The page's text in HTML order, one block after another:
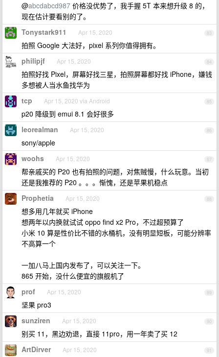
@abcdabcd987 价格没优势了，我手握 5T 本来想升级 8 的，
现在估计要看别的了。
83
Tonystark911 Apr 15, 2020
拍照 Google 大法好，pixel 系列你值得拥有。
84
philipjf Apr 15, 2020
拍照好找 Pixel，屏幕好找三星，拍照屏幕都好找 iPhone，嫌钱
多想被人当水鱼找华为
85
tcp Apr 15, 2020 via Android
p20 降级到 emui 8.1 会好很多
86
leorealman Apr 15, 2020
sony/apple
87
woohs Apr 15, 2020
帮亲戚买的 P20 也有拍照的问题，对焦贼慢，什么玩意。当初
还是我推荐的 P20 。。。惭愧，还是苹果机稳点
88
Prophetia Apr 15, 2020
想多用几年就买 iPhone
想两年以内换就试试 oppo find x2 Pro，不过超预算了
小米 10 算是性价比不错的水桶机，没有明显短板，可能分辨率
不高算一个
一加八马上国内发布了，可以关注一下。
865 开始，没什么便宜的旗舰机了
89
prof Apr 15, 2020
坚果 pro3
90
sunziren Apr 15, 2020
别买 11，黑边劝退，直接 11pro，用一年卖了买 12
91
ArtDirver Apr 15, 2020